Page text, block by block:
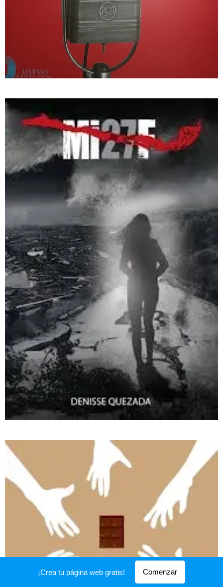
¡Crea tu página web gratis! Comenzar